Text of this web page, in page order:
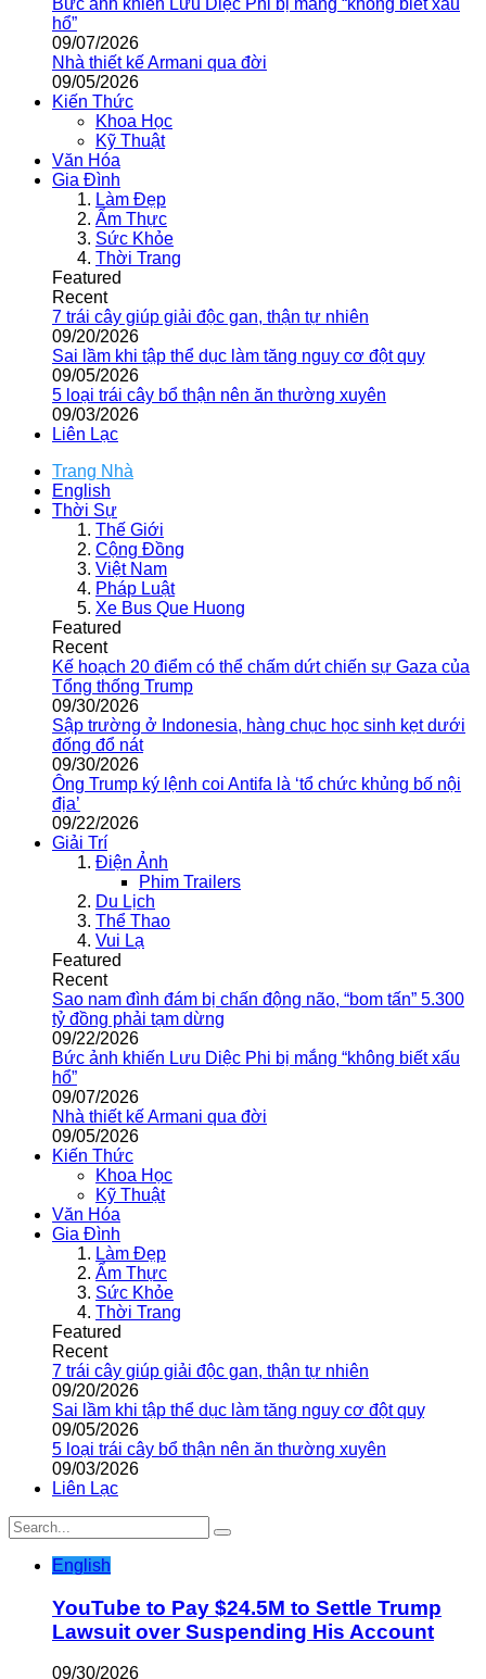
Bức ảnh khiến Lưu Diệc Phi bị mắng “không biết xấu
hổ”
09/07/2026
Nhà thiết kế Armani qua đời
09/05/2026
Kiến Thức
Khoa Học
Kỹ Thuật
Văn Hóa
Gia Đình
Làm Đẹp
Ẩm Thực
Sức Khỏe
Thời Trang
Featured
Recent
7 trái cây giúp giải độc gan, thận tự nhiên
09/20/2026
Sai lầm khi tập thể dục làm tăng nguy cơ đột quỵ
09/05/2026
5 loại trái cây bổ thận nên ăn thường xuyên
09/03/2026
Liên Lạc
Trang Nhà
English
Thời Sự
Thế Giới
Cộng Đồng
Việt Nam
Pháp Luật
Xe Bus Que Huong
Featured
Recent
Kế hoạch 20 điểm có thể chấm dứt chiến sự Gaza của
Tổng thống Trump
09/30/2026
Sập trường ở Indonesia, hàng chục học sinh kẹt dưới
đống đổ nát
09/30/2026
Ông Trump ký lệnh coi Antifa là ‘tổ chức khủng bố nội
địa’
09/22/2026
Giải Trí
Điện Ảnh
Phim Trailers
Du Lịch
Thể Thao
Vui Lạ
Featured
Recent
Sao nam đình đám bị chấn động não, “bom tấn” 5.300
tỷ đồng phải tạm dừng
09/22/2026
Bức ảnh khiến Lưu Diệc Phi bị mắng “không biết xấu
hổ”
09/07/2026
Nhà thiết kế Armani qua đời
09/05/2026
Kiến Thức
Khoa Học
Kỹ Thuật
Văn Hóa
Gia Đình
Làm Đẹp
Ẩm Thực
Sức Khỏe
Thời Trang
Featured
Recent
7 trái cây giúp giải độc gan, thận tự nhiên
09/20/2026
Sai lầm khi tập thể dục làm tăng nguy cơ đột quỵ
09/05/2026
5 loại trái cây bổ thận nên ăn thường xuyên
09/03/2026
Liên Lạc
English
YouTube to Pay $24.5M to Settle Trump
Lawsuit over Suspending His Account
09/30/2026